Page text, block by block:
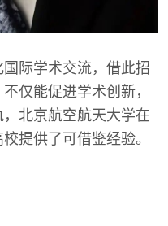
际学术交流，借此招
仅能促进学术创新，
北京航空航天大学在
提供了可借鉴经验。